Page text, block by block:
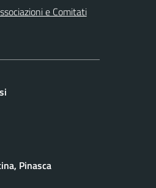
e Comitati
Pinasca